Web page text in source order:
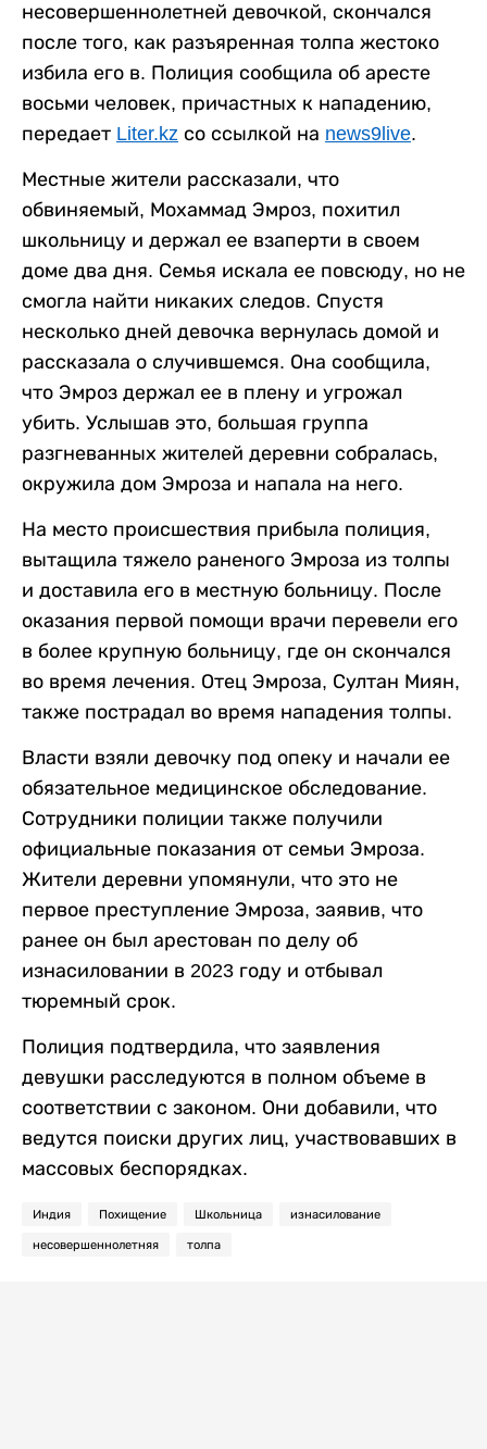
несовершеннолетней девочкой, скончался
после того, как разъяренная толпа жестоко
избила его в. Полиция сообщила об аресте
восьми человек, причастных к нападению,
передает Liter.kz со ссылкой на news9live.
Местные жители рассказали, что
обвиняемый, Мохаммад Эмроз, похитил
школьницу и держал ее взаперти в своем
доме два дня. Семья искала ее повсюду, но не
смогла найти никаких следов. Спустя
несколько дней девочка вернулась домой и
рассказала о случившемся. Она сообщила,
что Эмроз держал ее в плену и угрожал
убить. Услышав это, большая группа
разгневанных жителей деревни собралась,
окружила дом Эмроза и напала на него.
На место происшествия прибыла полиция,
вытащила тяжело раненого Эмроза из толпы
и доставила его в местную больницу. После
оказания первой помощи врачи перевели его
в более крупную больницу, где он скончался
во время лечения. Отец Эмроза, Султан Миян,
также пострадал во время нападения толпы.
Власти взяли девочку под опеку и начали ее
обязательное медицинское обследование.
Сотрудники полиции также получили
официальные показания от семьи Эмроза.
Жители деревни упомянули, что это не
первое преступление Эмроза, заявив, что
ранее он был арестован по делу об
изнасиловании в 2023 году и отбывал
тюремный срок.
Полиция подтвердила, что заявления
девушки расследуются в полном объеме в
соответствии с законом. Они добавили, что
ведутся поиски других лиц, участвовавших в
массовых беспорядках.
Индия Похищение Школьница изнасилование
несовершеннолетняя толпа